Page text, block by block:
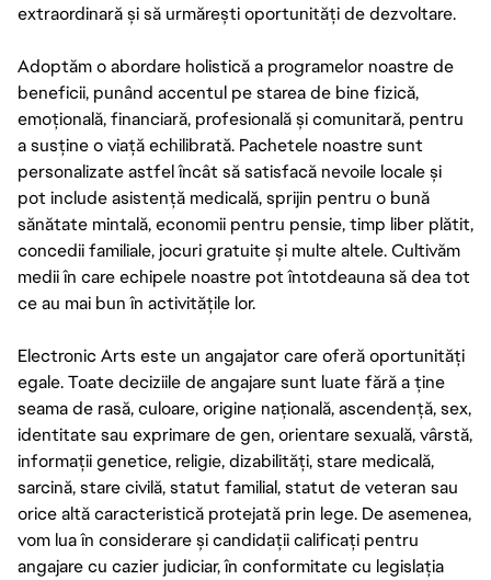
extraordinară și să urmărești oportunități de dezvoltare.
Adoptăm o abordare holistică a programelor noastre de
beneficii, punând accentul pe starea de bine fizică,
emoțională, financiară, profesională și comunitară, pentru
a susține o viață echilibrată. Pachetele noastre sunt
personalizate astfel încât să satisfacă nevoile locale și
pot include asistență medicală, sprijin pentru o bună
sănătate mintală, economii pentru pensie, timp liber plătit,
concedii familiale, jocuri gratuite și multe altele. Cultivăm
medii în care echipele noastre pot întotdeauna să dea tot
ce au mai bun în activitățile lor.
Electronic Arts este un angajator care oferă oportunități
egale. Toate deciziile de angajare sunt luate fără a ține
seama de rasă, culoare, origine națională, ascendență, sex,
identitate sau exprimare de gen, orientare sexuală, vârstă,
informații genetice, religie, dizabilități, stare medicală,
sarcină, stare civilă, statut familial, statut de veteran sau
orice altă caracteristică protejată prin lege. De asemenea,
vom lua în considerare și candidații calificați pentru
angajare cu cazier judiciar, în conformitate cu legislația